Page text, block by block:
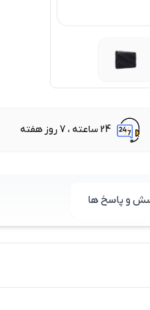
24 ساعته ، 7 روز هفته
و پاسخ ها